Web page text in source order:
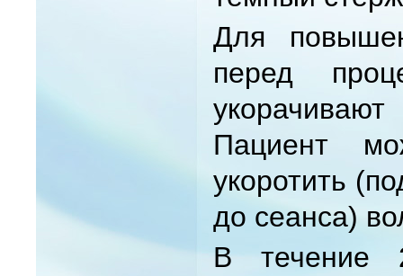
Для
перед
Пациент
укоротить
до сеанса)
В течение